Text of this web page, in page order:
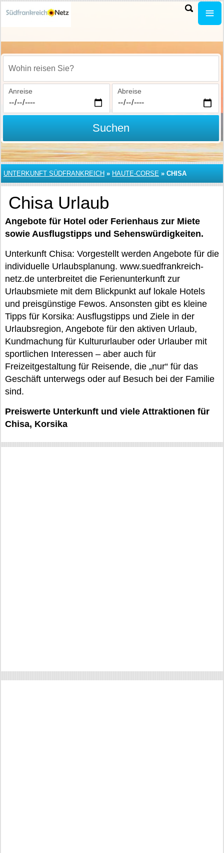
Wohin reisen Sie?
Anreise Abreise
Suchen
UNTERKUNFT SÜDFRANKREICH » HAUTE-CORSE » CHISA
Chisa Urlaub
Angebote für Hotel oder Ferienhaus zur Miete
sowie Ausflugstipps und Sehenswürdigkeiten.
Unterkunft Chisa: Vorgestellt werden Angebote für die
individuelle Urlaubsplanung. www.suedfrankreich-
netz.de unterbreitet die Ferienunterkunft zur
Urlaubsmiete mit dem Blickpunkt auf lokale Hotels
und preisgünstige Fewos. Ansonsten gibt es kleine
Tipps für Korsika: Ausflugstipps und Ziele in der
Urlaubsregion, Angebote für den aktiven Urlaub,
Kundmachung für Kultururlauber oder Urlauber mit
sportlichen Interessen – aber auch für
Freizeitgestaltung für Reisende, die „nur“ für das
Geschäft unterwegs oder auf Besuch bei der Familie
sind.
Preiswerte Unterkunft und viele Attraktionen für
Chisa, Korsika